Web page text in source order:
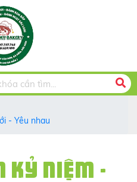
- Yêu nhau
KỶ NIỆM -